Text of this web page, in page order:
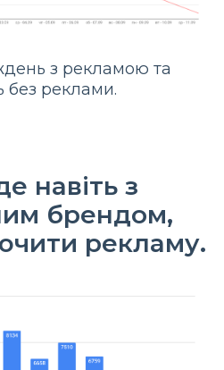
з рекламою та
без реклами.
навіть з
брендом,
рекламу.